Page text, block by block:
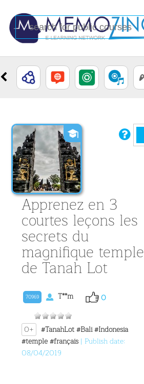
Apprenez en 3
courtes leçons les
secrets du
magnifique temple
de Tanah Lot
70969 T**m 0
0+ #TanahLot#Bali#Indonesia
#temple#français | Publish date:
08/04/2019